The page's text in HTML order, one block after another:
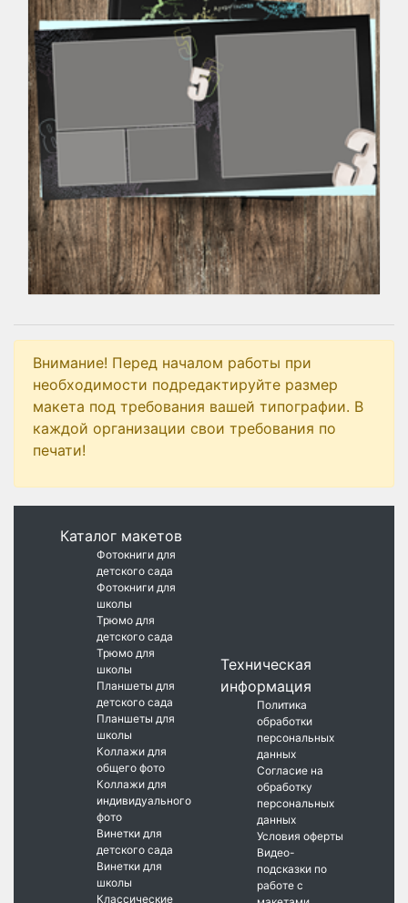
Внимание! Перед началом работы при
необходимости подредактируйте размер
макета под требования вашей типографии. В
каждой организации свои требования по
печати!
Каталог макетов
Фотокниги для
детского сада
Фотокниги для
школы
Трюмо для
детского сада
Трюмо для
школы
Планшеты для
детского сада
Планшеты для
школы
Коллажи для
общего фото
Коллажи для
индивидуального
фото
Винетки для
детского сада
Винетки для
школы
Классические
Техническая
информация
Политика
обработки
персональных
данных
Согласие на
обработку
персональных
данных
Условия оферты
Видео-
подсказки по
работе с